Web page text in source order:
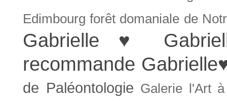
Edimbourg forêt domaniale de
Gabrielle ♥
recommande
de Paléontologie Galerie l'Art